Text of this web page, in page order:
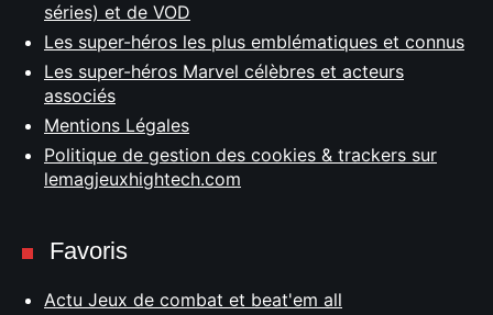
séries) et de VOD
Les super-héros les plus emblématiques et connus
Les super-héros Marvel célèbres et acteurs
associés
Mentions Légales
Politique de gestion des cookies & trackers sur
lemagjeuxhightech.com
Favoris
Actu Jeux de combat et beat'em all